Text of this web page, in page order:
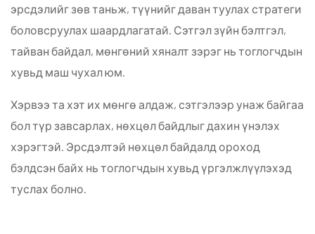
эрсдэлийг зөв таньж, түүнийг даван туулах стратеги
боловсруулах шаардлагатай. Сэтгэл зүйн бэлтгэл,
тайван байдал, мөнгөний хяналт зэрэг нь тоглогчдын
хувьд маш чухал юм.
Хэрвээ та хэт их мөнгө алдаж, сэтгэлээр унаж байгаа
бол түр завсарлах, нөхцөл байдлыг дахин үнэлэх
хэрэгтэй. Эрсдэлтэй нөхцөл байдалд ороход
бэлдсэн байх нь тоглогчдын хувьд үргэлжлүүлэхэд
туслах болно.